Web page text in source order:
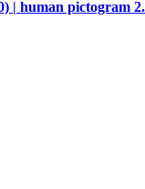
| human pictogram